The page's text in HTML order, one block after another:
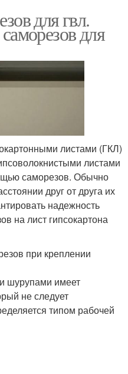
для гвл.
для
листами (ГКЛ)
листами
саморезов. Обычно
друг от друга их
надежность
на лист гипсокартона
при креплении
шурупами имеет
не следует
типом рабочей